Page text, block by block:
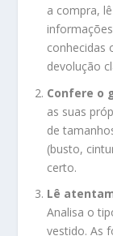
a compra,
conhecidas
devolução
Confere o
as suas
de
(busto,
certo.
Lê
Analisa o
vestido. As